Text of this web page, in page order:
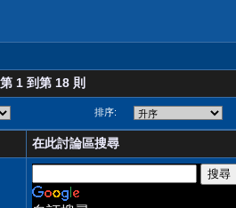
1 到第 18 則
排序:
在此討論區搜尋